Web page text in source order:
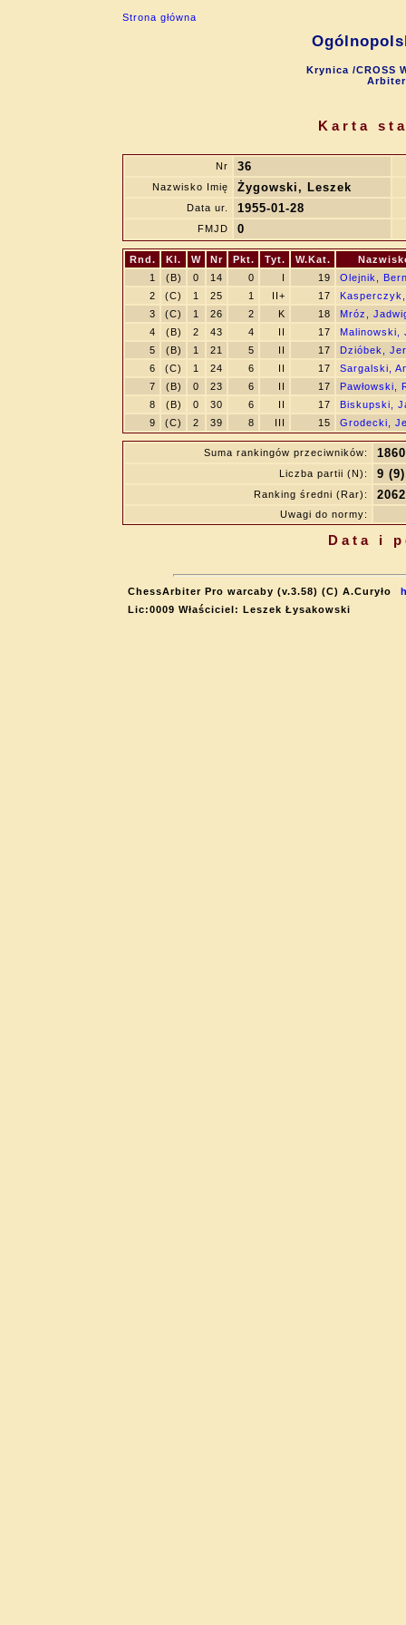
Strona główna
Krynica /CROSS
Karta
Nr 36
Nazwisko Imię Żygowski, Leszek
Data ur. 1955-01-28
FMJD 0
Rnd. Kl. W Nr Pkt. Tyt. W.Kat.
1
(B) 0 14 0 I 19
Olejnik,
2
(C) 1 25 1 II+ 17
3
(C) 1 26 2 K 18
Mróz,
4
(B) 2 43 4 II 17
Malinowski,
5
(B) 1 21 5 II 17
Dzióbek,
6
(C) 1 24 6 II 17
Sargalski,
7
(B) 0 23 6 II 17
Pawłowski,
8
(B) 0 30 6 II 17
Biskupski,
9
(C) 2 39 8 III 15 Grodecki,
Suma rankingów przeciwników:
Liczba partii (N): 9 (9)
Ranking średni (Rar): 2062
Uwagi do normy:
Data i
ChessArbiter Pro warcaby (v.3.58) (C) A.Curyło
Lic:0009 Właściciel: Leszek Łysakowski